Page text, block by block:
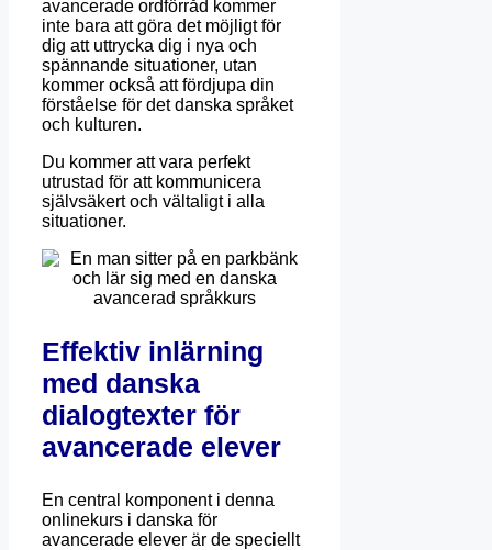
avancerade ordförråd kommer
inte bara att göra det möjligt för
dig att uttrycka dig i nya och
spännande situationer, utan
kommer också att fördjupa din
förståelse för det danska språket
och kulturen.
Du kommer att vara perfekt
utrustad för att kommunicera
självsäkert och vältaligt i alla
situationer.
Effektiv inlärning
med danska
dialogtexter för
avancerade elever
En central komponent i denna
onlinekurs i danska för
avancerade elever är de speciellt